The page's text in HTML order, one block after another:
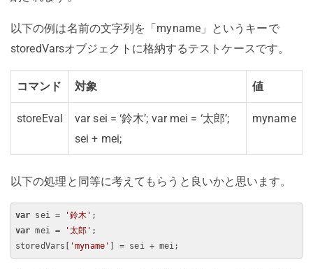
以下の例は名前の文字列を「myname」というキーで
storedVarsオブジェクトに格納するテストケースです。
コマンド 対象 値
storeEval
var sei = ‘鈴木’; var mei = ‘太郎’;
sei + mei;
myname
以下の処理と同等に考えてもらうと良いかと思います。
var sei = '鈴木'
var mei = '太郎' ;
storedVars[
'myname'